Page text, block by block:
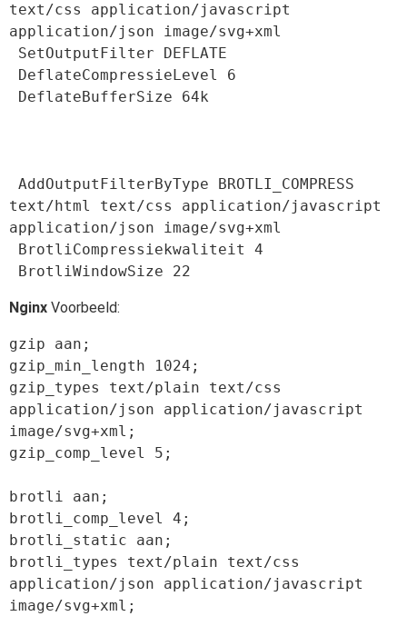
text/css application/javascript
application/json image/svg+xml
text/html text/css application/javascript
application/json image/svg+xml
BrotliWindowSize 22
Nginx Voorbeeld:
gzip aan;
gzip_min_length 1024;
gzip_types text/plain text/css
application/json application/javascript
image/svg+xml;
gzip_comp_level 5;
brotli aan;
brotli_comp_level 4;
brotli_static aan;
brotli_types text/plain text/css
application/json application/javascript
image/svg+xml;